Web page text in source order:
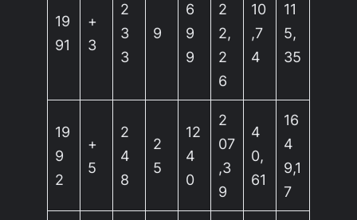
19
91
+
3
2
3
3
9
6
9
9
2
2,
2
6
10
,7
4
11
5,
35
19
9
2
+
5
2
4
8
2
5
12
4
0
2
07
,3
9
4
0,
61
16
4
9,1
7